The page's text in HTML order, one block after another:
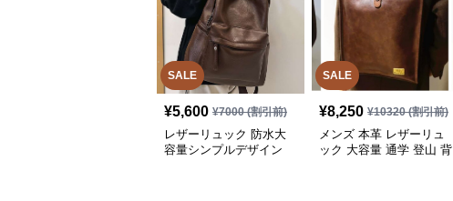
SALE
¥5,600 ¥7000(割引前)
レザーリュック 防水大
容量シンプルデザイン
SALE
¥8,250 ¥10320(割引前)
メンズ 本革 レザーリュ
ック 大容量 通学 登山 背